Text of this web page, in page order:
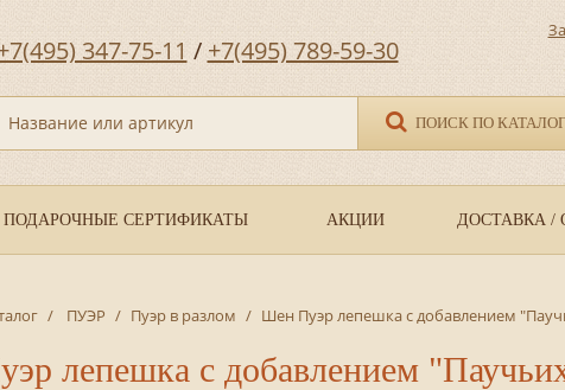
347-75-11 / +7(495) 789-59-30
Название или артикул ПОИСК ПО
ПОДАРОЧНЫЕ СЕРТИФИКАТЫ АКЦИИ ДОСТАВКА /
/ ПУЭР / Пуэр в разлом / Шен Пуэр лепешка с добавлением
лепешка с добавлением